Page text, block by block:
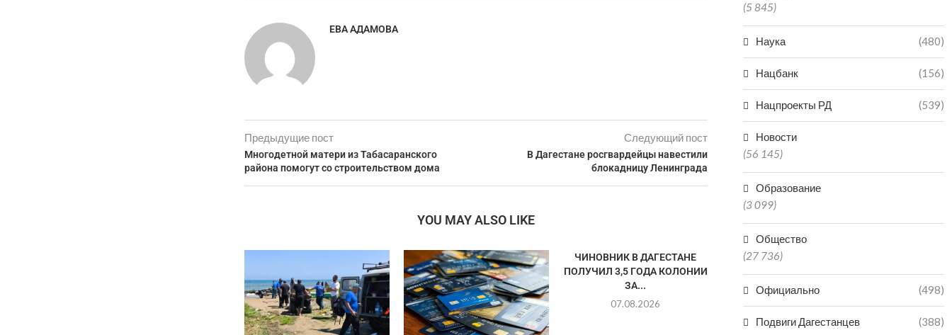
ЕВА АДАМОВА
Предыдущие пост
Многодетной матери из Табасаранского
района помогут со строительством дома
Следующий пост
В Дагестане росгвардейцы навестили
блокадницу Ленинграда
YOU MAY ALSO LIKE
ЧИНОВНИК В ДАГЕСТАНЕ
ПОЛУЧИЛ 3,5 ГОДА КОЛОНИИ
ЗА...
07.08.2026
(5 845)
Наука (480)
Нацбанк (156)
Нацпроекты РД (539)
Новости
(56 145)
Образование
(3 099)
Общество
(27 736)
Официально (498)
Подвиги Дагестанцев (388)